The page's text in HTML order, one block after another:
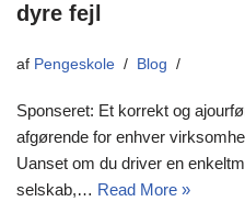
dyre fejl
af Pengeskole Blog
Sponseret: Et korrekt og
afgørende for enhver
Uanset om du driver en
selskab,… Read More »